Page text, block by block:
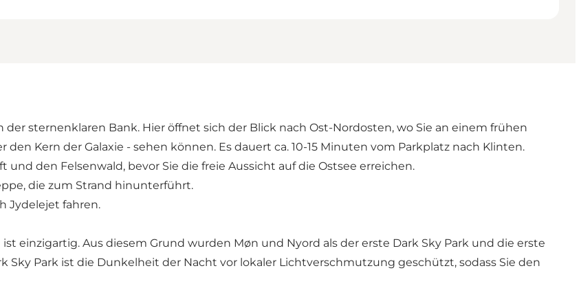
sternenklaren Bank. Hier öffnet sich der Blick nach Ost-Nordosten, wo Sie an einem frühen
Kern der Galaxie - sehen können. Es dauert ca. 10-15 Minuten vom Parkplatz nach Klinten.
den Felsenwald, bevor Sie die freie Aussicht auf die Ostsee erreichen.
die zum Strand hinunterführt.
Jydelejet fahren.
einzigartig. Aus diesem Grund wurden Møn und Nyord als der erste Dark Sky Park und die erste
Park ist die Dunkelheit der Nacht vor lokaler Lichtverschmutzung geschützt, sodass Sie den